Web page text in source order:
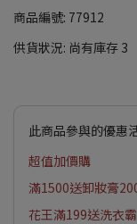
商品編號: 77912
供貨狀況: 尚有庫存 3
此商品參與的優惠
超值加價購
滿1500送卸妝膏
花王滿199送洗衣霸